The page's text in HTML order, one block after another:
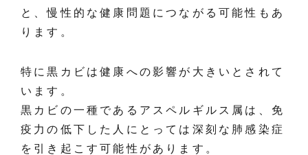
と、慢性的な健康問題につながる可能性もあ
ります。
特に黒カビは健康への影響が大きいとされて
います。
黒カビの一種であるアスペルギルス属は、免
疫力の低下した人にとっては深刻な肺感染症
を引き起こす可能性があります。